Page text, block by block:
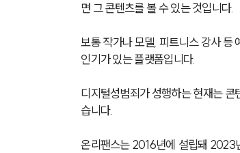
면 그 콘텐츠를 볼 수 있는 것입니다.
보통 작가나 모델, 피트니스 강사 등
인기가 있는 플랫폼입니다.
디지털성범죄가 성행하는 현재는
습니다.
온리팬스는 2016년에 설립돼 2023